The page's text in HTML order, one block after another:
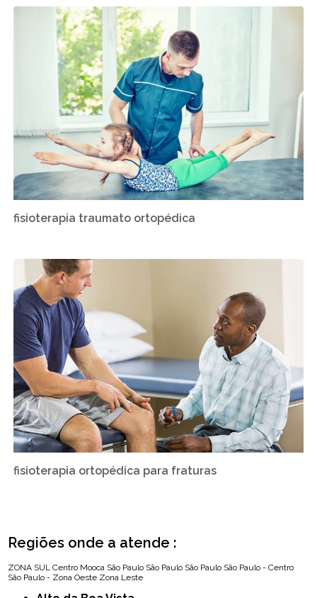
fisioterapia traumato ortopédica
fisioterapia ortopédica para fraturas
Regiões onde a atende :
ZONA SUL Centro Mooca São Paulo São Paulo São Paulo São Paulo - Centro
São Paulo - Zona Oeste Zona Leste